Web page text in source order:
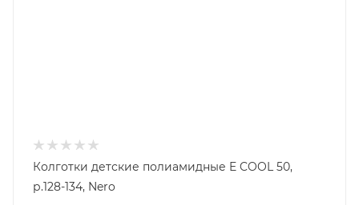
Колготки детские полиамидные E COOL 50,
р.128-134, Nero